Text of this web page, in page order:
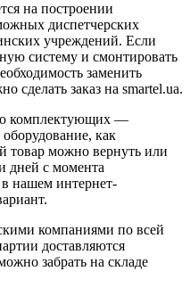
на построении
диспетчерских
учреждений. Если
систему и смонтировать
заменить
сделать заказ на smartel.ua.
комплектующих —
как
товар можно вернуть или
дней с момента
нашем интернет-
компаниями по всей
доставляются
забрать на складе